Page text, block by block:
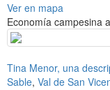
Ver en mapa
Economía campesina
Tina Menor, una
Sable, Val de San